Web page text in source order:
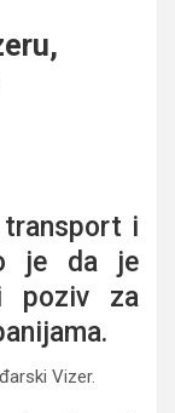
i
je da je
poziv za
Vizer.